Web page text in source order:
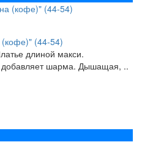
(кофе)" (44-54)
длиной макси.
добавляет шарма. Дышащая, ..